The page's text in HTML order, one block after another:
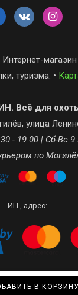
В КОРЗИНУ
туризма. •
Всё для
улица
- 19:00 | Сб-Вс
по
ИП , адрес:
в Recommerce